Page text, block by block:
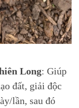
Long: Giúp
đất, giải độc
lần, sau đó